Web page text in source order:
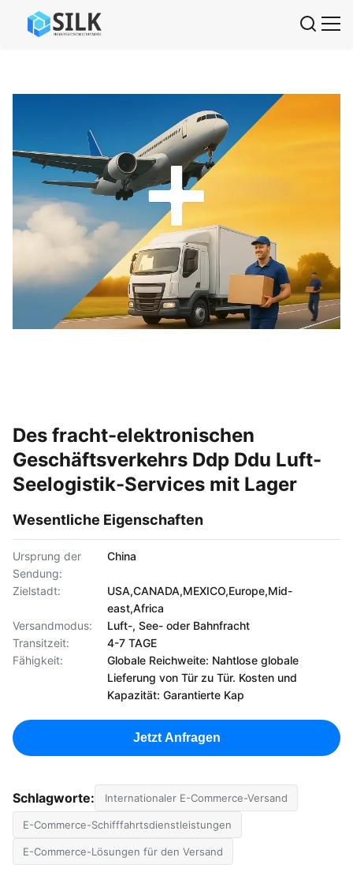
Des fracht-elektronischen
Geschäftsverkehrs Ddp Ddu Luft-
Seelogistik-Services mit Lager
Wesentliche Eigenschaften
Ursprung der
Sendung:
China
Zielstadt:
USA,CANADA,MEXICO,Europe,Mid-
east,Africa
Versandmodus:
Luft-, See- oder Bahnfracht
Transitzeit:
4-7 TAGE
Fähigkeit:
Globale Reichweite: Nahtlose globale
Lieferung von Tür zu Tür. Kosten und
Kapazität: Garantierte Kap
Jetzt Anfragen
Schlagworte: Internationaler E-Commerce-Versand
E-Commerce-Schifffahrtsdienstleistungen
E-Commerce-Lösungen für den Versand